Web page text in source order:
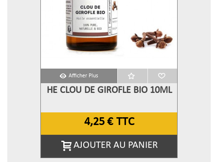
Afficher Plus
HE CLOU DE GIROFLE BIO 10ML
4,25 € TTC
AJOUTER AU PANIER